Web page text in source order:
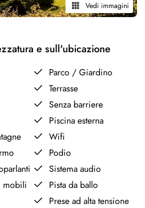
Vedi immagini
e sull'ubicazione
Parco / Giardino
Terrasse
Senza barriere
Piscina esterna
Wifi
Podio
Sistema audio
mobili
Pista da ballo
Prese ad alta tensione